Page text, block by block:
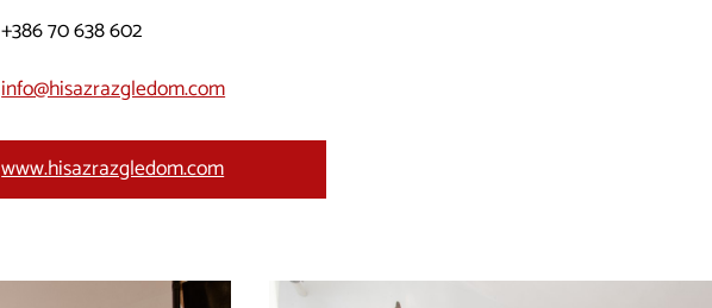
+386 70 638 602
info@hisazrazgledom.com
www.hisazrazgledom.com